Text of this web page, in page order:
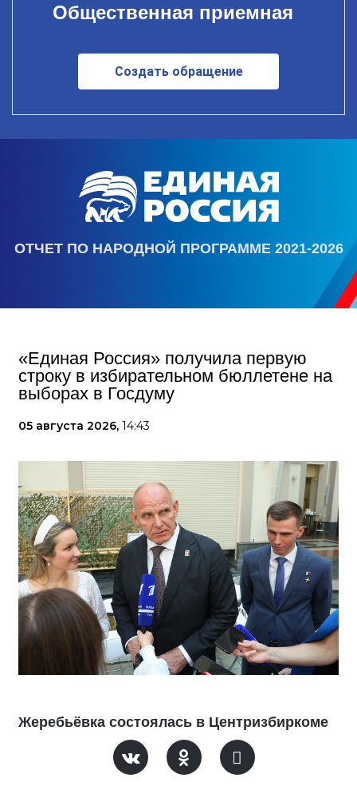
Общественная приемная
Создать обращение
ОТЧЕТ ПО НАРОДНОЙ ПРОГРАММЕ 2021-2026
«Единая Россия» получила первую
строку в избирательном бюллетене на
выборах в Госдуму
05 августа 2026, 14:43
Жеребьёвка состоялась в Центризбиркоме